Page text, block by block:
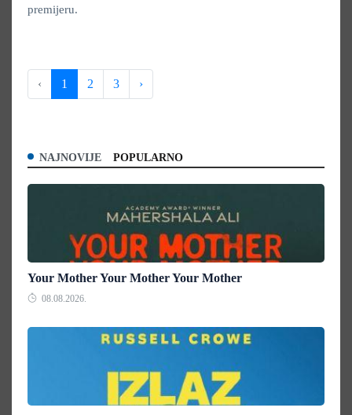
premijeru.
‹ 1 2 3 ›
NAJNOVIJE POPULARNO
Your Mother Your Mother Your Mother
08.08.2026.